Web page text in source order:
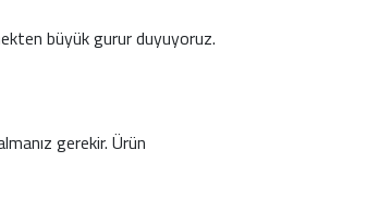
büyük gurur duyuyoruz.
gerekir. Ürün